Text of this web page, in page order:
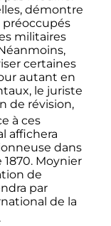
démontre
militaires
certaines
autant en
le juriste
de révision,
à ces
affichera
dans
Moynier
de
par
de la
.